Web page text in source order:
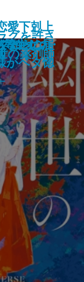
life─
ス門司港
ます！2
の診断─
グを許さ
リオは、
す─
知らな
愛下剋上
等生なの
がベタ惚
なたに届
2─オン・
の薬剤師